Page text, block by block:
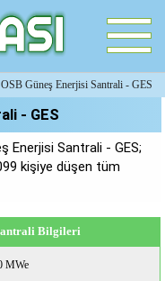
Güneş Enerjisi Santrali - GES
- GES
Enerjisi Santrali - GES;
kişiye düşen tüm
Bilgileri
MWe